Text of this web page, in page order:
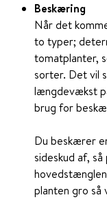
Beskæring
Når det
to typer;
tomatplanter,
sorter. Det vil
længdevækst
brug for
Du beskærer
sideskud af,
planten gro så